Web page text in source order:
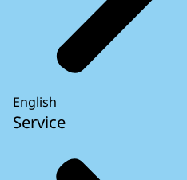
English
Service